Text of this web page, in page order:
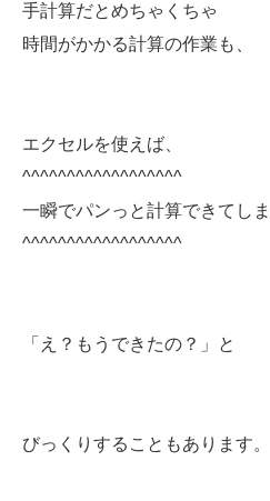
手計算だとめちゃくちゃ
時間がかかる計算の作業も、
エクセルを使えば、
^^^^^^^^^^^^^^^^^^
一瞬でパンっと計算できてしま
^^^^^^^^^^^^^^^^^^
「え？もうできたの？」と
びっくりすることもあります。